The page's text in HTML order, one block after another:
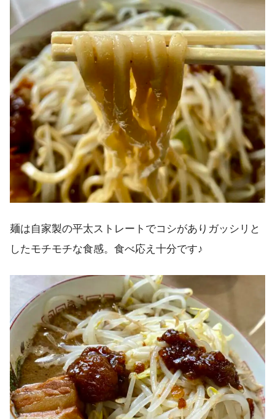
麺は自家製の平太ストレートでコシがありガッシリと
したモチモチな食感。食べ応え十分です♪